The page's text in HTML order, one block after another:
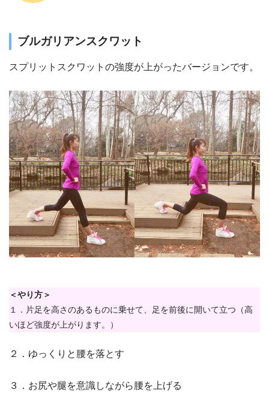
ブルガリアンスクワット
スプリットスクワットの強度が上がったバージョンです。
＜やり方＞
１．片足を高さのあるものに乗せて、足を前後に開いて立つ（高
いほど強度が上がります。）
２．ゆっくりと腰を落とす
３．お尻や腿を意識しながら腰を上げる